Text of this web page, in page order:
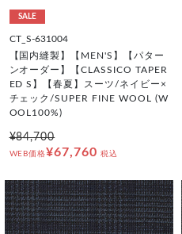
SALE
CT_S-631004
【国内縫製】【MEN'S】【パター
ンオーダー】【CLASSICO TAPER
ED S】【春夏】スーツ/ネイビー×
チェック/SUPER FINE WOOL (W
OOL100%)
¥84,700
WEB価格¥67,760 税込